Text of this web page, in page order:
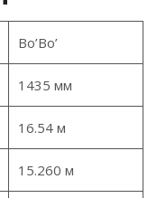
Bo’Bo’
1435 мм
16.54 м
15.260 м